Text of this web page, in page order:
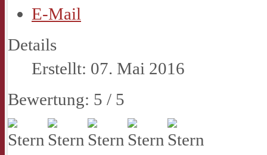
E-Mail
Details
Erstellt: 07. Mai 2016
Bewertung: 5 / 5